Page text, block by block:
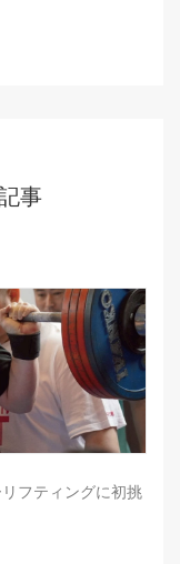
事
フティングに初挑